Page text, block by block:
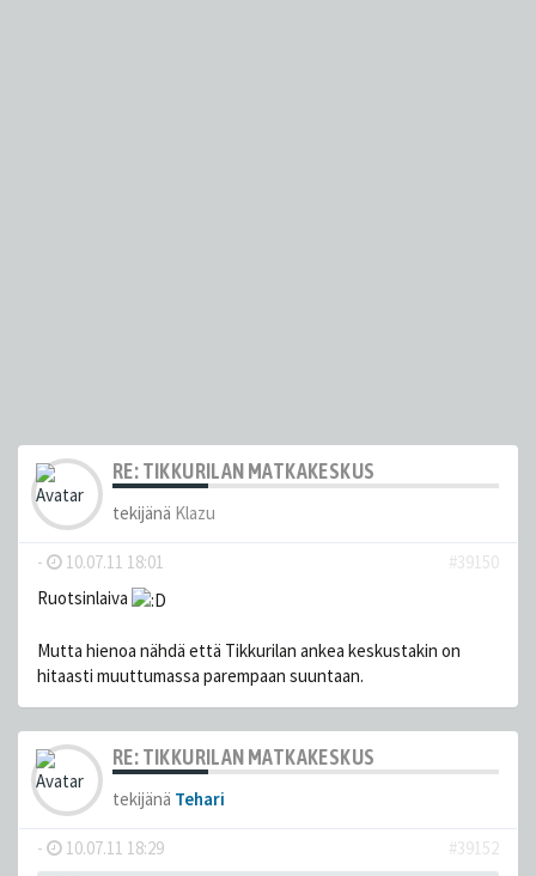
RE: TIKKURILAN MATKAKESKUS
tekijänä Klazu
- 10.07.11 18:01
#39150
Ruotsinlaiva
Mutta hienoa nähdä että Tikkurilan ankea keskustakin on
hitaasti muuttumassa parempaan suuntaan.
RE: TIKKURILAN MATKAKESKUS
tekijänä Tehari
- 10.07.11 18:29
#39152